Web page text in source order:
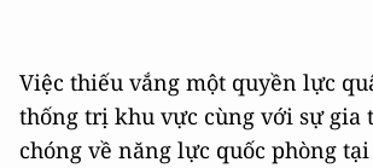
Việc thiếu vắng một quyền lực
thống trị khu vực cùng với sự gia
chóng về năng lực quốc phòng